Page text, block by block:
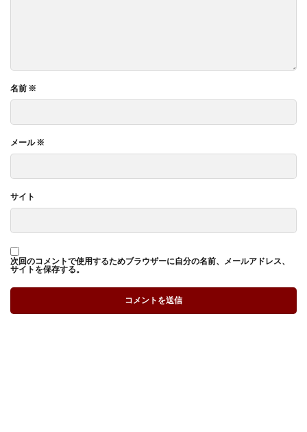
名前 ※
メール※
サイト
次回のコメントで使用するためブラウザーに自分の名前、メールアドレス、
サイトを保存する。